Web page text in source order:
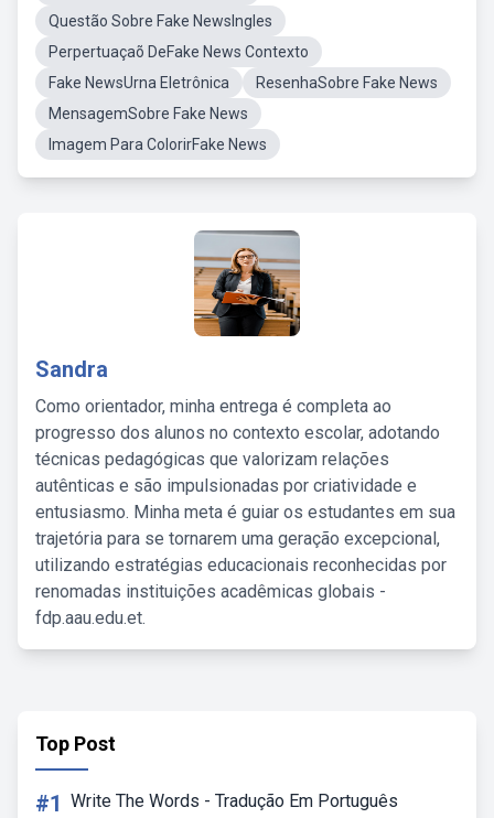
Questão Sobre Fake NewsIngles
Perpertuaçaõ DeFake News Contexto
Fake NewsUrna Eletrônica
ResenhaSobre Fake News
MensagemSobre Fake News
Imagem Para ColorirFake News
Sandra
Como orientador, minha entrega é completa ao
progresso dos alunos no contexto escolar, adotando
técnicas pedagógicas que valorizam relações
autênticas e são impulsionadas por criatividade e
entusiasmo. Minha meta é guiar os estudantes em sua
trajetória para se tornarem uma geração excepcional,
utilizando estratégias educacionais reconhecidas por
renomadas instituições acadêmicas globais -
fdp.aau.edu.et.
Top Post
#1 Write The Words - Tradução Em Português